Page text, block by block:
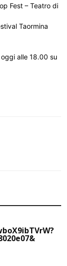
Fest – Teatro di
Taormina
alle 18.00 su